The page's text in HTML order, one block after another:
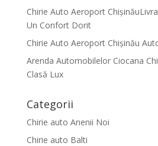
Chirie Auto Aeroport
Un Confort Dorit
Chirie Auto Aeroport Chișinău
Arenda Automobilelor Ciocana
Clasă Lux
Categorii
Chirie auto Anenii Noi
Chirie auto Balti